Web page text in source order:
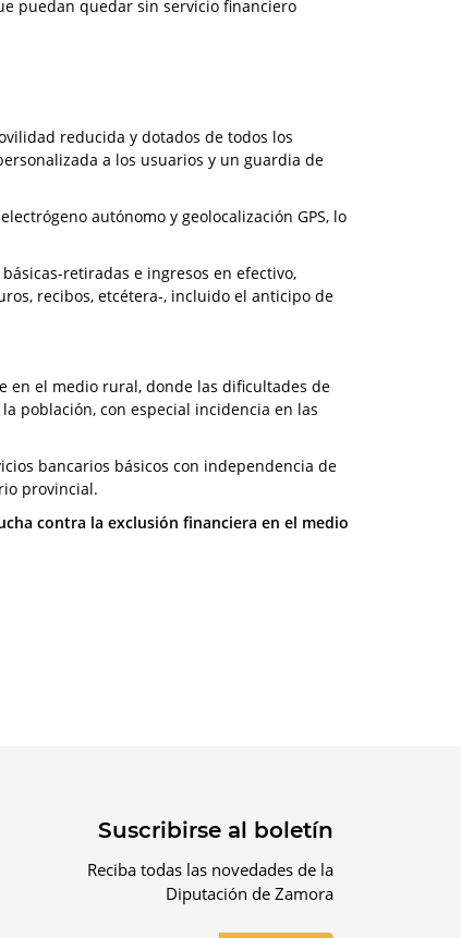
puedan quedar sin servicio financiero
reducida y dotados de todos los
a los usuarios y un guardia de
autónomo y geolocalización GPS, lo
retiradas e ingresos en efectivo,
recibos, etcétera-, incluido el anticipo de
en el medio rural, donde las dificultades de
población, con especial incidencia en las
bancarios básicos con independencia de
provincial.
contra la exclusión financiera en el medio
Suscribirse al boletín
Reciba todas las novedades de la
Diputación de Zamora